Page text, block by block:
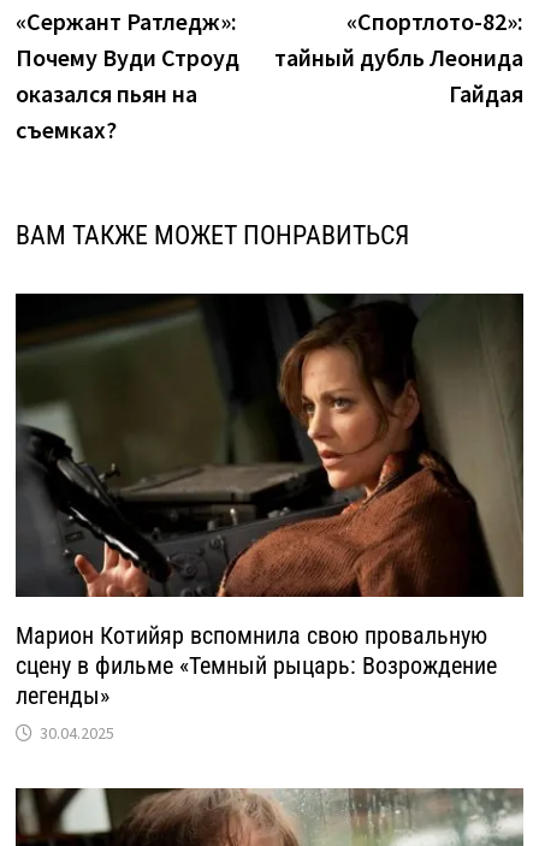
по
записям
запись:
«Сержант Ратледж»:
Почему Вуди Строуд
оказался пьян на
съемках?
«Спортлото-82»:
тайный дубль Леонида
Гайдая
ВАМ ТАКЖЕ МОЖЕТ ПОНРАВИТЬСЯ
Марион Котийяр вспомнила свою провальную
сцену в фильме «Темный рыцарь: Возрождение
легенды»
30.04.2025